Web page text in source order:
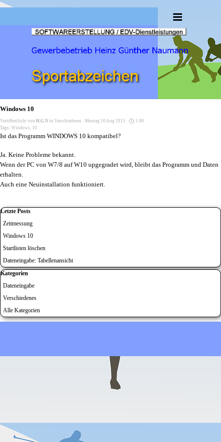
Direkt zum Seiteninhalt
Windows 10
Veröffentlicht von H.G.N in Verschiedenes · Montag 10 Aug 2015 ·
1:00
Tags: Windows, 10
Ist das Programm WINDOWS 10 kompatibel?
Ja. Keine Probleme bekannt.
Wenn der PC von W7/8 auf W10 upgegradet wird, bleibt das Programm und Daten
erhalten.
Auch eine Neuinstallation funktioniert.
Block überspringen Letzte Posts
Letzte Posts
Zeitmessung
Windows 10
Startlisten löschen
Dateneingabe: Tabellenansicht
Block überspringen Kategorien
Kategorien
Dateneingabe
Verschiedenes
Alle Kategorien